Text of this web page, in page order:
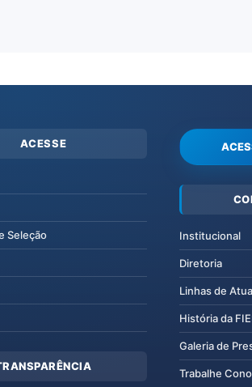
ACESSE
Seleção Institucional
Diretoria
Linhas de
História da
Galeria de
Trabalhe